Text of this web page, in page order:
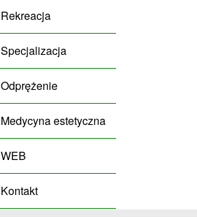
Rekreacja
Specjalizacja
Odprężenie
Medycyna estetyczna
WEB
Kontakt